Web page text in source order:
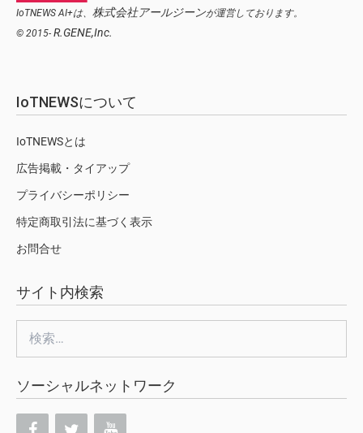
IoTNEWS AI+は、 株式会社アールジーンが運営しております。
© 2015- R.GENE,Inc.
IoTNEWSについて
IoTNEWSとは
広告掲載・タイアップ
プライバシーポリシー
特定商取引法に基づく表示
お問合せ
サイト内検索
索:
ソーシャルネットワーク